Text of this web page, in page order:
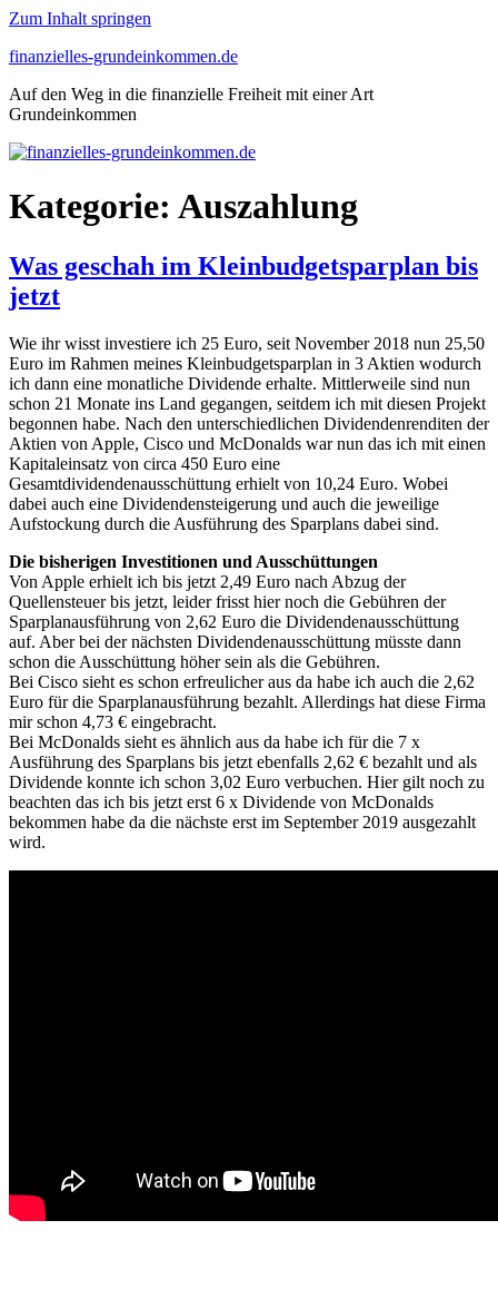
Zum Inhalt springen
finanzielles-grundeinkommen.de
Auf den Weg in die finanzielle Freiheit mit einer Art
Grundeinkommen
Kategorie: Auszahlung
Was geschah im Kleinbudgetsparplan bis
jetzt
Wie ihr wisst investiere ich 25 Euro, seit November 2018 nun 25,50
Euro im Rahmen meines Kleinbudgetsparplan in 3 Aktien wodurch
ich dann eine monatliche Dividende erhalte. Mittlerweile sind nun
schon 21 Monate ins Land gegangen, seitdem ich mit diesen Projekt
begonnen habe. Nach den unterschiedlichen Dividendenrenditen der
Aktien von Apple, Cisco und McDonalds war nun das ich mit einen
Kapitaleinsatz von circa 450 Euro eine
Gesamtdividendenausschüttung erhielt von 10,24 Euro. Wobei
dabei auch eine Dividendensteigerung und auch die jeweilige
Aufstockung durch die Ausführung des Sparplans dabei sind.
Die bisherigen Investitionen und Ausschüttungen
Von Apple erhielt ich bis jetzt 2,49 Euro nach Abzug der
Quellensteuer bis jetzt, leider frisst hier noch die Gebühren der
Sparplanausführung von 2,62 Euro die Dividendenausschüttung
auf. Aber bei der nächsten Dividendenausschüttung müsste dann
schon die Ausschüttung höher sein als die Gebühren.
Bei Cisco sieht es schon erfreulicher aus da habe ich auch die 2,62
Euro für die Sparplanausführung bezahlt. Allerdings hat diese Firma
mir schon 4,73 € eingebracht.
Bei McDonalds sieht es ähnlich aus da habe ich für die 7 x
Ausführung des Sparplans bis jetzt ebenfalls 2,62 € bezahlt und als
Dividende konnte ich schon 3,02 Euro verbuchen. Hier gilt noch zu
beachten das ich bis jetzt erst 6 x Dividende von McDonalds
bekommen habe da die nächste erst im September 2019 ausgezahlt
wird.